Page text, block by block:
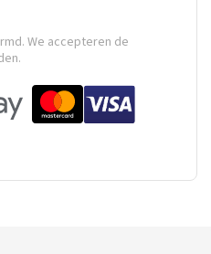
We accepteren de